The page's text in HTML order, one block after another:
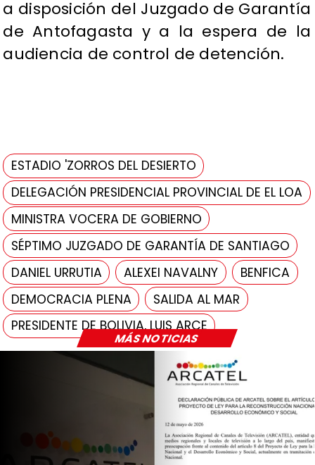
MÁS NOTICIAS
a disposición del Juzgado de Garantía
de Antofagasta y a la espera de la
audiencia de control de detención.
ESTADIO 'ZORROS DEL DESIERTO
DELEGACIÓN PRESIDENCIAL PROVINCIAL DE EL LOA
MINISTRA VOCERA DE GOBIERNO
SÉPTIMO JUZGADO DE GARANTÍA DE SANTIAGO
DANIEL URRUTIA
ALEXEI NAVALNY
BENFICA
DEMOCRACIA PLENA
SALIDA AL MAR
PRESIDENTE DE BOLIVIA, LUIS ARCE